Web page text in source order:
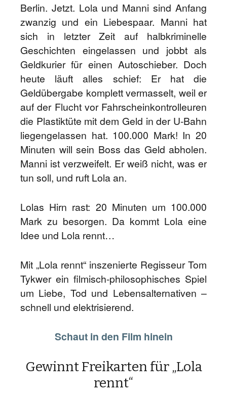
Berlin. Jetzt. Lola und Manni sind Anfang
zwanzig und ein Liebespaar. Manni hat
sich in letzter Zeit auf halbkriminelle
Geschichten eingelassen und jobbt als
Geldkurier für einen Autoschieber. Doch
heute läuft alles schief: Er hat die
Geldübergabe komplett vermasselt, weil er
auf der Flucht vor Fahrscheinkontrolleuren
die Plastiktüte mit dem Geld in der U-Bahn
liegengelassen hat. 100.000 Mark! In 20
Minuten will sein Boss das Geld abholen.
Manni ist verzweifelt. Er weiß nicht, was er
tun soll, und ruft Lola an.
Lolas Hirn rast: 20 Minuten um 100.000
Mark zu besorgen. Da kommt Lola eine
Idee und Lola rennt…
Mit „Lola rennt“ inszenierte Regisseur Tom
Tykwer ein filmisch-philosophisches Spiel
um Liebe, Tod und Lebensalternativen –
schnell und elektrisierend.
Schaut in den Film hinein
Gewinnt Freikarten für „Lola
rennt“